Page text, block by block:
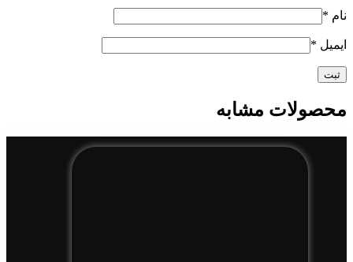
نام *
ایمیل *
محصولات مشابه